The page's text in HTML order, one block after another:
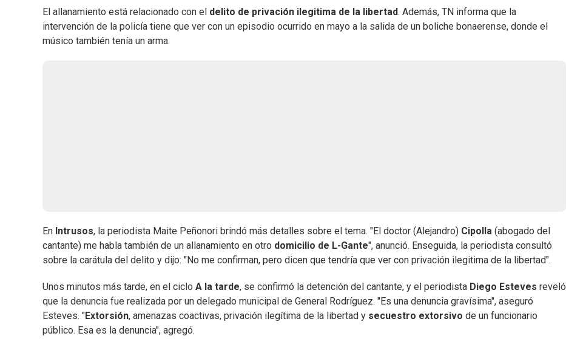
El allanamiento está relacionado con el delito de privación ilegitima de la libertad. Además, TN informa que la
intervención de la policía tiene que ver con un episodio ocurrido en mayo a la salida de un boliche bonaerense, donde el
músico también tenía un arma.
En Intrusos, la periodista Maite Peñonori brindó más detalles sobre el tema. "El doctor (Alejandro) Cipolla (abogado del
cantante) me habla también de un allanamiento en otro domicilio de L-Gante", anunció. Enseguida, la periodista consultó
sobre la carátula del delito y dijo: "No me confirman, pero dicen que tendría que ver con privación ilegitima de la libertad".
Unos minutos más tarde, en el ciclo A la tarde, se confirmó la detención del cantante, y el periodista Diego Esteves reveló
que la denuncia fue realizada por un delegado municipal de General Rodríguez. "Es una denuncia gravísima", aseguró
Esteves. "Extorsión, amenazas coactivas, privación ilegítima de la libertad y secuestro extorsivo de un funcionario
público. Esa es la denuncia", agregó.